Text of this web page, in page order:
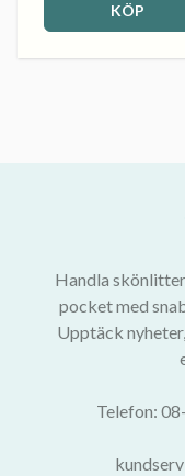
KÖP
Handla
pocket med
Upptäck
Telefon: